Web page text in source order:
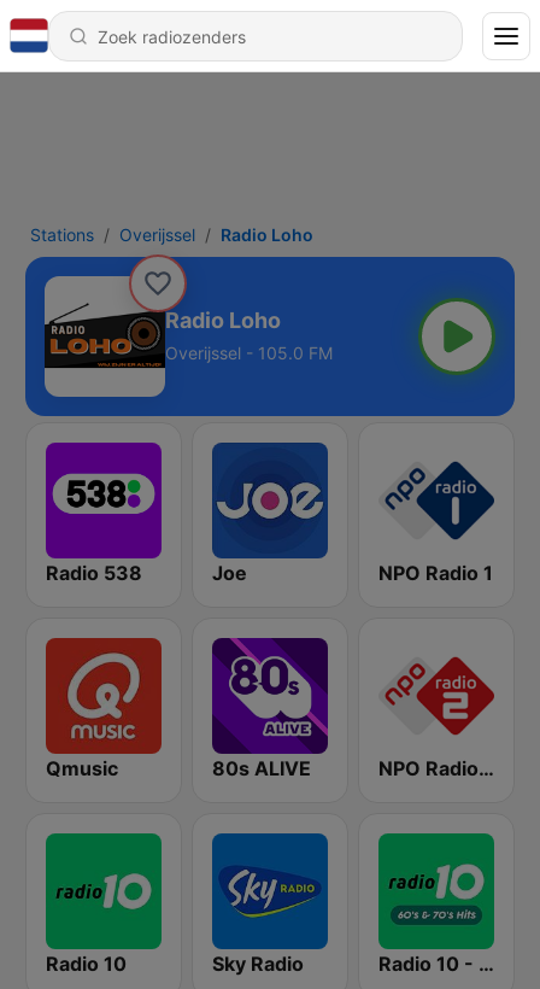
Stations Overijssel Radio Loho
Radio Loho
Overijssel - 105.0 FM
Radio 538 Joe NPO Radio 1
Qmusic 80s ALIVE NPO Radio 2
Radio 10 Sky Radio Radio 10 - 60s & 70s Hits